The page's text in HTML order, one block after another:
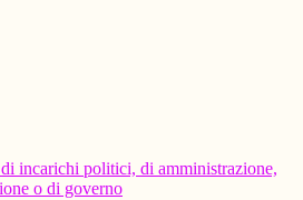
incarichi politici, di amministrazione,
o di governo